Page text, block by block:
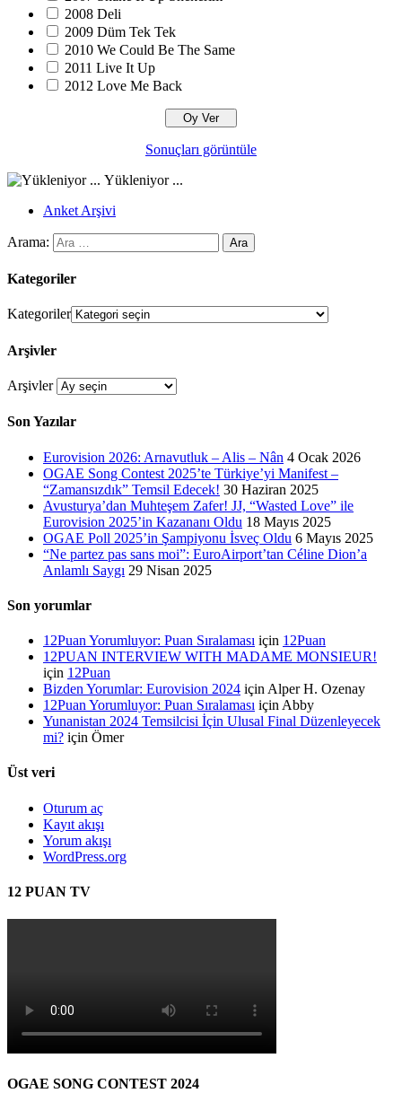
2008 Deli
2009 Düm Tek Tek
2010 We Could Be The Same
2011 Live It Up
2012 Love Me Back
Sonuçları görüntüle
Yükleniyor ...
Anket Arşivi
Arama:
Kategoriler
Kategoriler
Arşivler
Arşivler
Son Yazılar
Eurovision 2026: Arnavutluk – Alis – Nân 4 Ocak 2026
OGAE Song Contest 2025’te Türkiye’yi Manifest –
“Zamansızdık” Temsil Edecek! 30 Haziran 2025
Avusturya’dan Muhteşem Zafer! JJ, “Wasted Love” ile
Eurovision 2025’in Kazananı Oldu 18 Mayıs 2025
OGAE Poll 2025’in Şampiyonu İsveç Oldu 6 Mayıs 2025
“Ne partez pas sans moi”: EuroAirport’tan Céline Dion’a
Anlamlı Saygı 29 Nisan 2025
Son yorumlar
12Puan Yorumluyor: Puan Sıralaması için 12Puan
12PUAN INTERVIEW WITH MADAME MONSIEUR!
için 12Puan
Bizden Yorumlar: Eurovision 2024 için Alper H. Ozenay
12Puan Yorumluyor: Puan Sıralaması için Abby
Yunanistan 2024 Temsilcisi İçin Ulusal Final Düzenleyecek
mi? için Ömer
Üst veri
Oturum aç
Kayıt akışı
Yorum akışı
WordPress.org
12 PUAN TV
OGAE SONG CONTEST 2024